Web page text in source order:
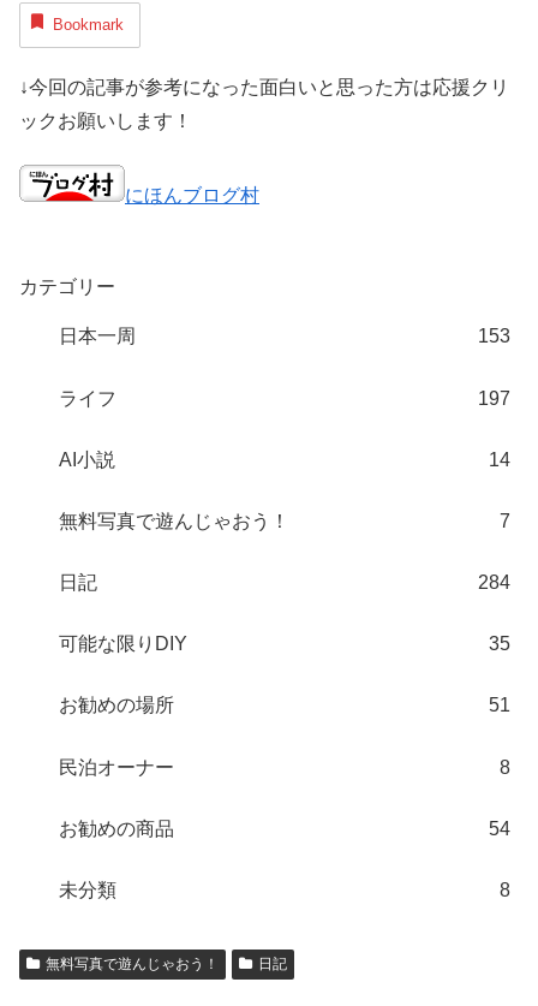
Bookmark
↓今回の記事が参考になった面白いと思った方は応援クリ
ックお願いします！
にほんブログ村
カテゴリー
日本一周 153
ライフ 197
AI小説 14
無料写真で遊んじゃおう！ 7
日記 284
可能な限りDIY 35
お勧めの場所 51
民泊オーナー 8
お勧めの商品 54
未分類 8
無料写真で遊んじゃおう！ 日記